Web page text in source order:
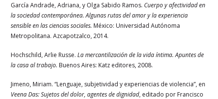
García Andrade, Adriana, y Olga Sabido Ramos. Cuerpo y afectividad en
la sociedad contemporánea. Algunas rutas del amor y la experiencia
sensible en las ciencias sociales. México: Universidad Autónoma
Metropolitana. Azcapotzalco, 2014.
Hochschild, Arlie Russe.La mercantilización de la vida íntima. Apuntes de
la casa al trabajo. Buenos Aires: Katz editores, 2008.
Jimeno, Miriam. “Lenguaje, subjetividad y experiencias de violencia”, en
Veena Das: Sujetos del dolor, agentes de dignidad, editado por Francisco